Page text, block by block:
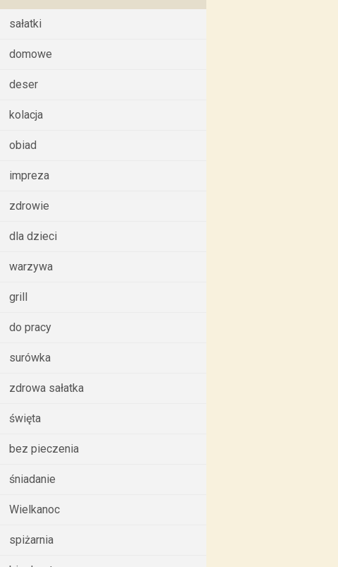
sałatki
domowe
deser
kolacja
obiad
impreza
zdrowie
dla dzieci
warzywa
grill
do pracy
surówka
zdrowa sałatka
święta
bez pieczenia
śniadanie
Wielkanoc
spiżarnia